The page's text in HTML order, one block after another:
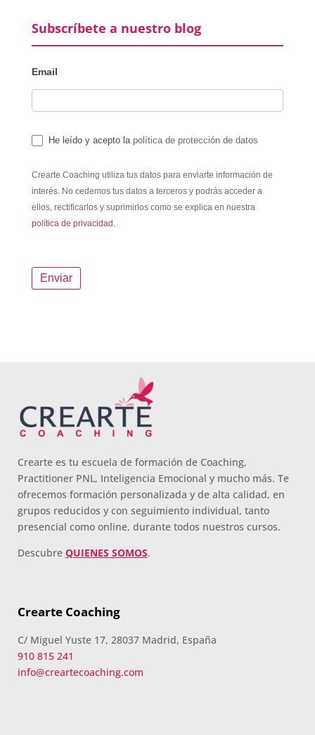
Subscríbete a nuestro blog
Email
He leído y acepto la política de protección de datos
Crearte Coaching utiliza tus datos para enviarte información de
interés. No cedemos tus datos a terceros y podrás acceder a
ellos, rectificarlos y suprimirlos como se explica en nuestra
política de privacidad.
Crearte es tu escuela de formación de Coaching,
Practitioner PNL, Inteligencia Emocional y mucho más. Te
ofrecemos formación personalizada y de alta calidad, en
grupos reducidos y con seguimiento individual, tanto
presencial como online, durante todos nuestros cursos.
Descubre QUIENES SOMOS.
Crearte Coaching
C/ Miguel Yuste 17, 28037 Madrid, España
910 815 241
info@creartecoaching.com